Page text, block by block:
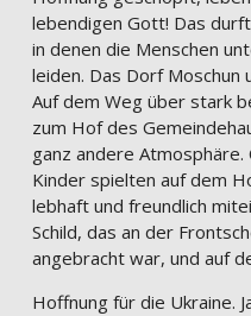
lebendigen Gott! Das
in denen die Menschen
leiden. Das Dorf
Auf dem Weg über stark
zum Hof des
ganz andere Atmosphäre.
Kinder spielten auf dem
lebhaft und freundlich
Schild, das an der
angebracht war, und auf
Hoffnung für die Ukraine.